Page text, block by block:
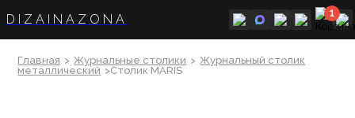
DIZAINAZONA 1
Главная > Журнальные столики > Журнальный столик
металлический >Столик MARIS